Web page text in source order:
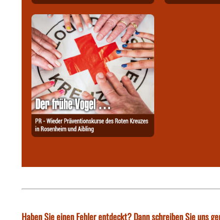
Haben Sie einen Fehler entdeckt? Dann schreiben Sie uns